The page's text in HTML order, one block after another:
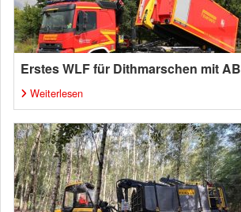
Erstes WLF für Dithmarschen mit
Weiterlesen